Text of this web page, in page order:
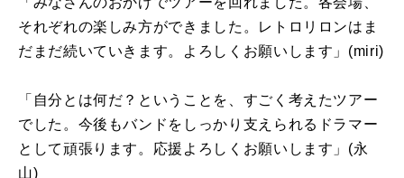
それぞれの楽しみ方ができました。レトロリロンはま
だまだ続いていきます。よろしくお願いします」(miri)
「自分とは何だ？ということを、すごく考えたツアー
でした。今後もバンドをしっかり支えられるドラマー
として頑張ります。応援よろしくお願いします」(永
山)